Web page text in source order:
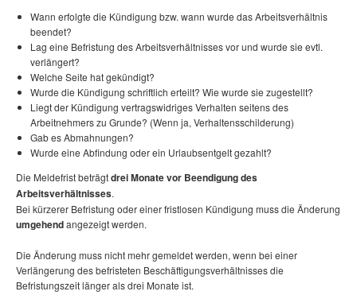
Wann erfolgte die Kündigung bzw. wann wurde das Arbeitsverhältnis
beendet?
Lag eine Befristung des Arbeitsverhältnisses vor und wurde sie evtl.
verlängert?
Welche Seite hat gekündigt?
Wurde die Kündigung schriftlich erteilt? Wie wurde sie zugestellt?
Liegt der Kündigung vertragswidriges Verhalten seitens des
Arbeitnehmers zu Grunde? (Wenn ja, Verhaltensschilderung)
Gab es Abmahnungen?
Wurde eine Abfindung oder ein Urlaubsentgelt gezahlt?
Die Meldefrist beträgtdrei Monate vor Beendigung des
Arbeitsverhältnisses.
Bei kürzerer Befristung oder einer fristlosen Kündigung muss die Änderung
umgehendangezeigt werden.
Die Änderung muss nicht mehr gemeldet werden, wenn bei einer
Verlängerung des befristeten Beschäftigungsverhältnisses die
Befristungszeit länger als drei Monate ist.